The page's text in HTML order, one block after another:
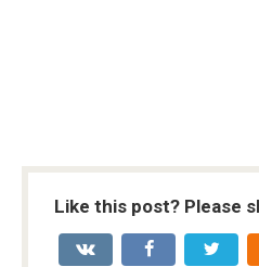
Like this post? Please